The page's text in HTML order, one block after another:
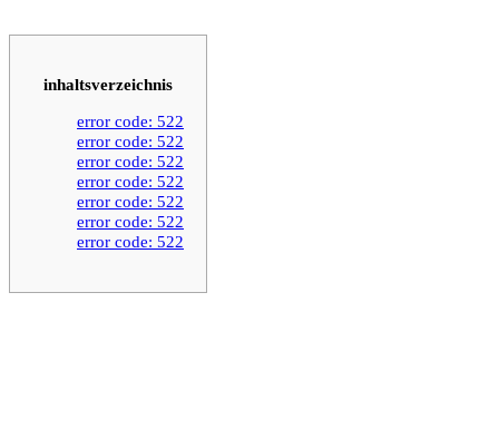
inhaltsverzeichnis
error code: 522
error code: 522
error code: 522
error code: 522
error code: 522
error code: 522
error code: 522